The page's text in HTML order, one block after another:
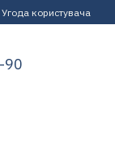
Угода користувача
90